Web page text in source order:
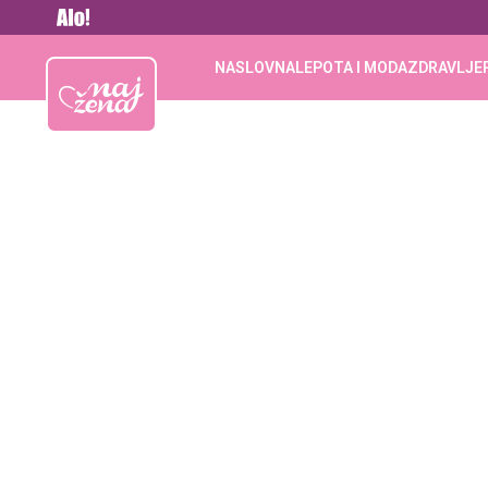
Najžena NASLOVNALEPOTA I MODAZDRAVLJE